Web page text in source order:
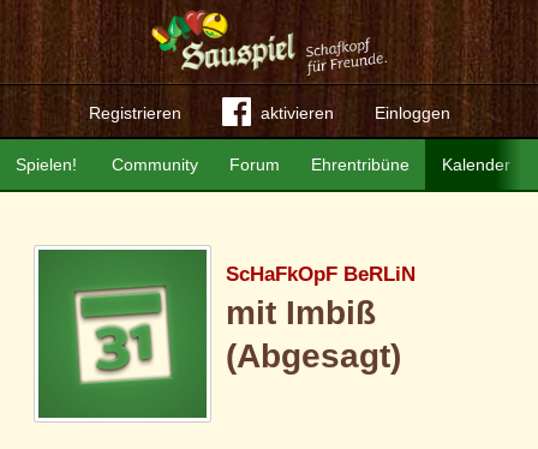
Registrieren aktivieren Einloggen
Community Forum Ehrentribüne Kalender
Spielen!
ScHaFkOpF BeRLiN
mit Imbiß
(Abgesagt)